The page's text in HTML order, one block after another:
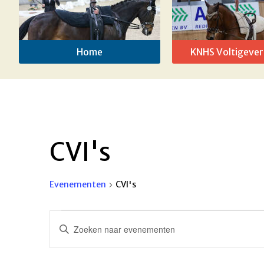
Home KNHS
CVI's
Evenementen CVI's
Evenementen
Evenementen
Vul